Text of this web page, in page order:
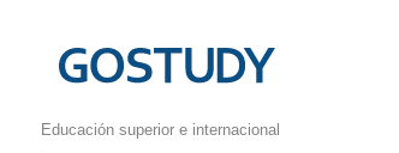
Educación superior e internacional